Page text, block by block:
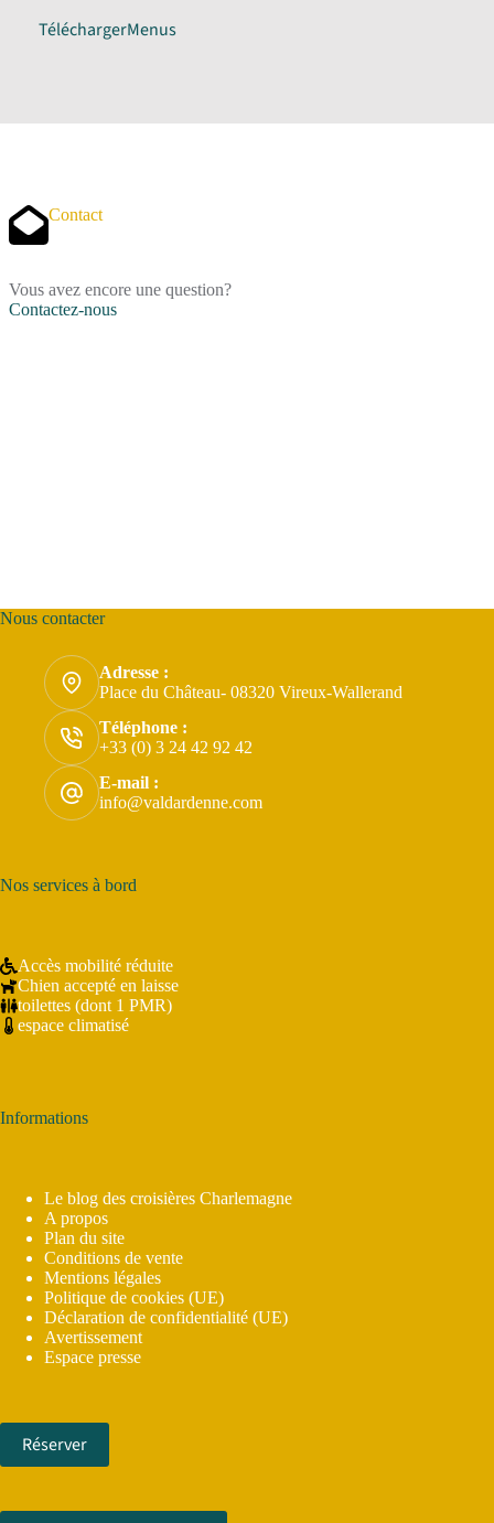
TéléchargerMenus
Contact
Vous avez encore une question?
Contactez-nous
Nous contacter
Adresse :
Place du Château- 08320 Vireux-Wallerand
Téléphone :
+33 (0) 3 24 42 92 42
E-mail :
info@valdardenne.com
Nos services à bord
Accès mobilité réduite
Chien accepté en laisse
toilettes (dont 1 PMR)
espace climatisé
Informations
Le blog des croisières Charlemagne
A propos
Plan du site
Conditions de vente
Mentions légales
Politique de cookies (UE)
Déclaration de confidentialité (UE)
Avertissement
Espace presse
Réserver